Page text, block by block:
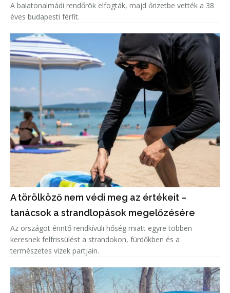
A balatonalmádi rendőrök elfogták, majd őrizetbe vették a 38
éves budapesti férfit.
A törölköző nem védi meg az értékeit –
tanácsok a strandlopások megelőzésére
Az országot érintő rendkívüli hőség miatt egyre többen
keresnek felfrissülést a strandokon, fürdőkben és a
természetes vizek partjain.